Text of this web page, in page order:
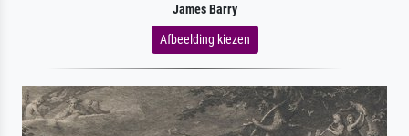
James Barry
Afbeelding kiezen